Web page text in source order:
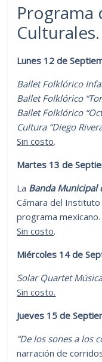
Programa
Culturales.
Lunes 12 de
Ballet Folklórico
Ballet Folklórico
Ballet Folklórico
Cultura “Diego
Sin costo.
Martes 13 de
La Banda Municipal
Cámara del
programa mexicano.
Sin costo.
Miércoles 14 de
Solar Quartet
Sin costo.
Jueves 15 de
“De los sones a los
narración de